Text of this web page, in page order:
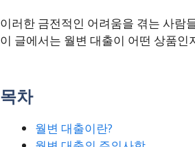
이러한 금전적인 어려움을 겪는 사람
이 글에서는 월변 대출이 어떤 상품
목차
월변 대출이란?